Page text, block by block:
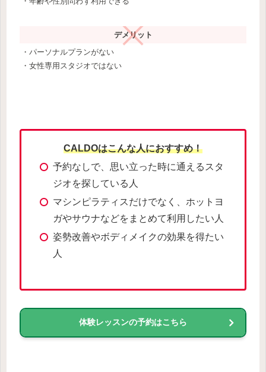
デメリット
・パーソナルプランがない
・女性専用スタジオではない
CALDOはこんな人におすすめ！
予約なしで、思い立った時に通えるスタ
ジオを探している人
マシンピラティスだけでなく、ホットヨ
ガやサウナなどをまとめて利用したい人
姿勢改善やボディメイクの効果を得たい
人
体験レッスンの予約はこちら